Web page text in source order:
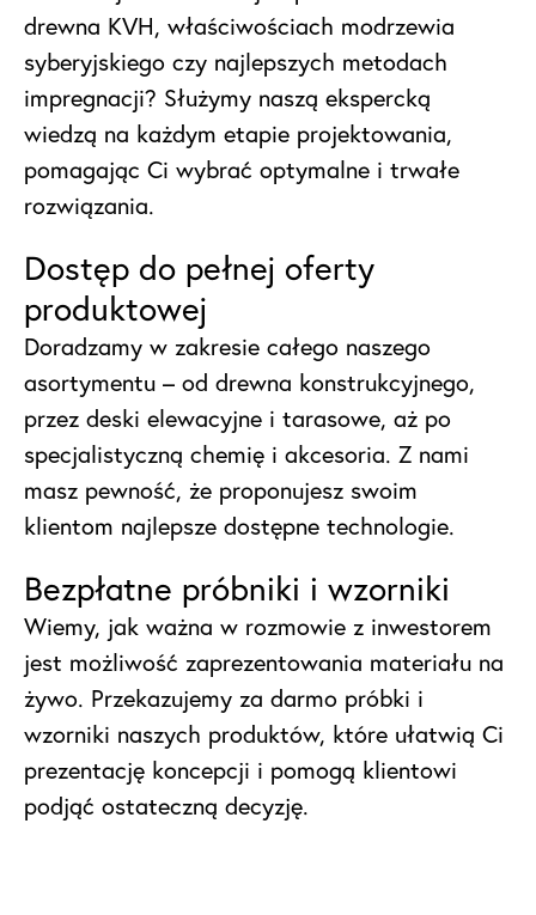
drewna KVH, właściwościach modrzewia
syberyjskiego czy najlepszych metodach
impregnacji? Służymy naszą ekspercką
wiedzą na każdym etapie projektowania,
pomagając Ci wybrać optymalne i trwałe
rozwiązania.
Dostęp do pełnej oferty
produktowej
Doradzamy w zakresie całego naszego
asortymentu – od drewna konstrukcyjnego,
przez deski elewacyjne i tarasowe, aż po
specjalistyczną chemię i akcesoria. Z nami
masz pewność, że proponujesz swoim
klientom najlepsze dostępne technologie.
Bezpłatne próbniki i wzorniki
Wiemy, jak ważna w rozmowie z inwestorem
jest możliwość zaprezentowania materiału na
żywo. Przekazujemy za darmo próbki i
wzorniki naszych produktów, które ułatwią Ci
prezentację koncepcji i pomogą klientowi
podjąć ostateczną decyzję.